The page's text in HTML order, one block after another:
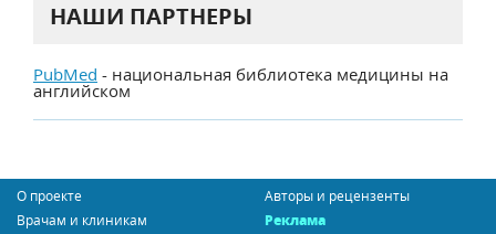
НАШИ ПАРТНЕРЫ
PubMed - национальная библиотека медицины на
английском
О проекте
Авторы и рецензенты
Врачам и клиникам
Реклама